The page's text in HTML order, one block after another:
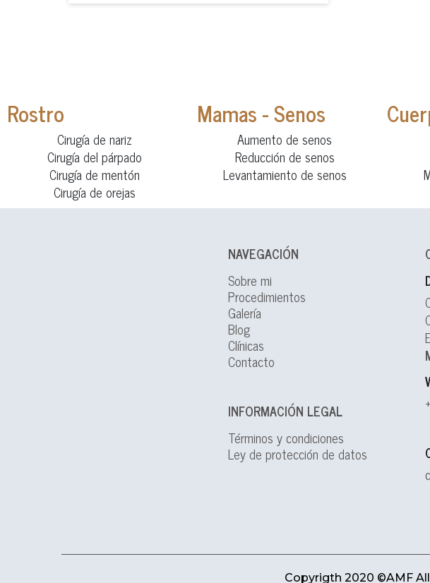
Rostro
Cirugía de nariz
Cirugía del párpado
Cirugía de mentón
Cirugía de orejas
Mamas - Senos
Aumento de senos
Reducción de senos
Levantamiento de senos
NAVEGACIÓN
Sobre mi
Procedimientos
Galería
Blog
Clínicas
Contacto
INFORMACIÓN LEGAL
Términos y condiciones
Ley de protección de datos
Copyrigth 2020 ©AMF